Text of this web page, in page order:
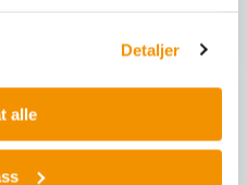
Detaljer
alle
|RET
60131000040
60131000050|RET
60131000053